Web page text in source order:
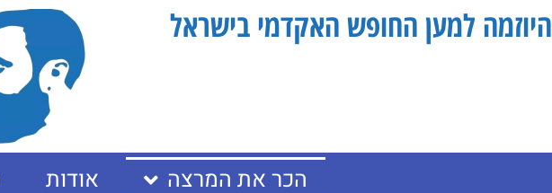
היוזמה למען החופש האקדמי בישראל
הכר את המרצה אודות